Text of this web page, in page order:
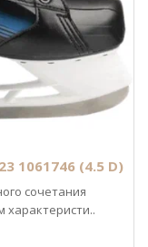
1061746 (4.5 D)
сочетания